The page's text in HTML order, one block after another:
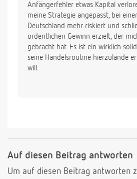
Anfängerfehler etwas Kapital
meine Strategie angepasst, bei
Deutschland mehr riskiert und
ordentlichen Gewinn erzielt, der
gebracht hat. Es ist ein wirklich
seine Handelsroutine hierzulande
will.
Auf diesen Beitrag antworten
Um auf diesen Beitrag antworten